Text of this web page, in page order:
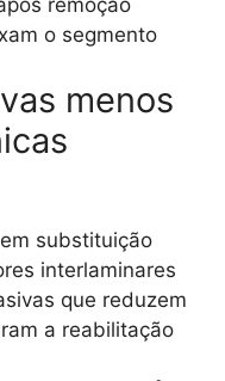
o segmento
menos
substituição
interlaminares
que reduzem
a reabilitação